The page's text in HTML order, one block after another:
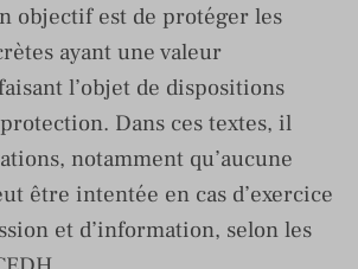
objectif est de protéger les
ayant une valeur
l’objet de dispositions
Dans ces textes, il
notamment qu’aucune
être intentée en cas d’exercice
et d’information, selon les